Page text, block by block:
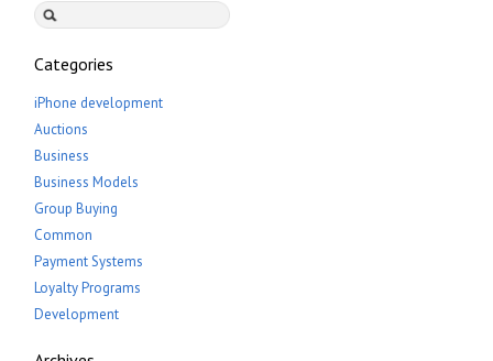
Categories
iPhone development
Auctions
Business
Business Models
Group Buying
Common
Payment Systems
Loyalty Programs
Development